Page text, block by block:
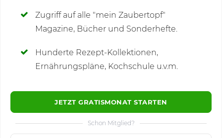
Zugriff auf alle "mein Zaubertopf"
Magazine, Bücher und Sonderhefte.
Hunderte Rezept-Kollektionen,
Ernährungspläne, Kochschule u.v.m.
JETZT GRATISMONAT STARTEN
Schon Mitglied?
Kommentare(2)